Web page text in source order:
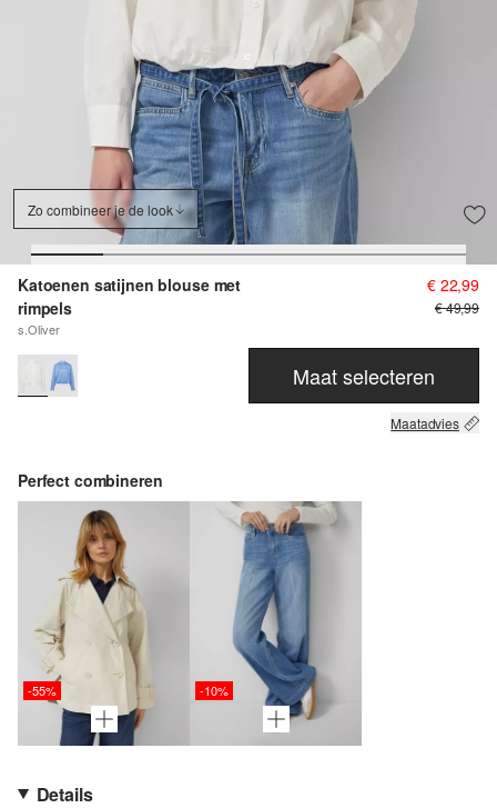
Zo combineer je de look
Katoenen satijnen blouse met
rimpels
s.Oliver
€ 22,99
€ 49,99
Maat selecteren
Maatadvies
Perfect combineren
-55% -10%
Details